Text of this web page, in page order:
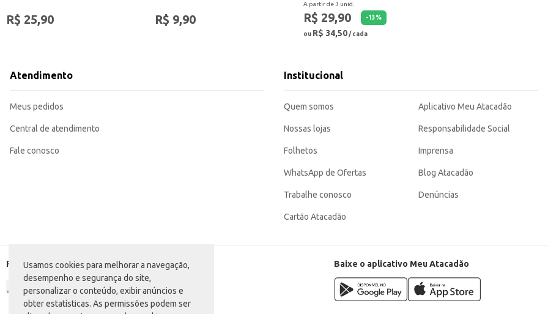
Usamos cookies para melhorar a navegação,
desempenho e segurança do site,
personalizar o conteúdo, exibir anúncios e
obter estatísticas. As permissões podem ser
R$ 25,90 R$ 9,90
A partir de 3 unid.
R$ 29,90 -13%
ou R$ 34,50/ cada
Atendimento
Meus pedidos
Central de atendimento
Fale conosco
Institucional
Quem somos
Nossas lojas
Folhetos
WhatsApp de Ofertas
Trabalhe conosco
Cartão Atacadão
Aplicativo Meu Atacadão
Responsabilidade Social
Imprensa
Blog Atacadão
Denúncias
Formas de pagamento Baixe o aplicativo Meu Atacadão